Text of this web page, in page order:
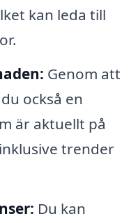
kan leda till
Genom att
också en
är aktuellt på
trender
Du kan